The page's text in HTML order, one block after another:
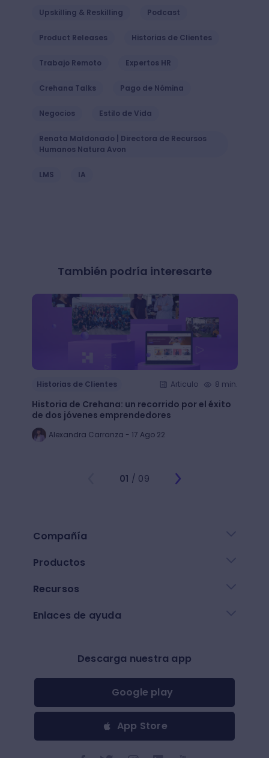
Upskilling & Reskilling Podcast
Product Releases Historias de Clientes
Trabajo Remoto Expertos HR
Crehana Talks Pago de Nómina
Negocios Estilo de Vida
Renata Maldonado | Directora de Recursos
Humanos Natura Avon
LMS IA
También podría interesarte
Historias de Clientes Articulo 8 min.
Historia de Crehana: un recorrido por el éxito
de dos jóvenes emprendedores
Alexandra Carranza - 17 Ago 22
01 / 09
Compañía
Productos
Recursos
Enlaces de ayuda
Descarga nuestra app
Google play
App Store